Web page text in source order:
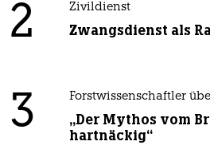
2 Zivildienst
Zwangsdienst als
3 Forstwissenschaftler
„Der Mythos vom
hartnäckig“